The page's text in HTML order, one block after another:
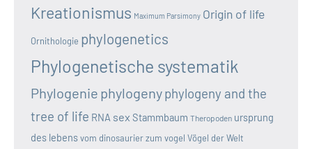
Kreationismus Maximum Parsimony Origin of life
Ornithologie phylogenetics
Phylogenetische systematik
Phylogenie phylogenyphylogeny and the
tree of life RNA sex Stammbaum Theropoden ursprung
des lebensvom dinosaurier zum vogel Vögel der Welt